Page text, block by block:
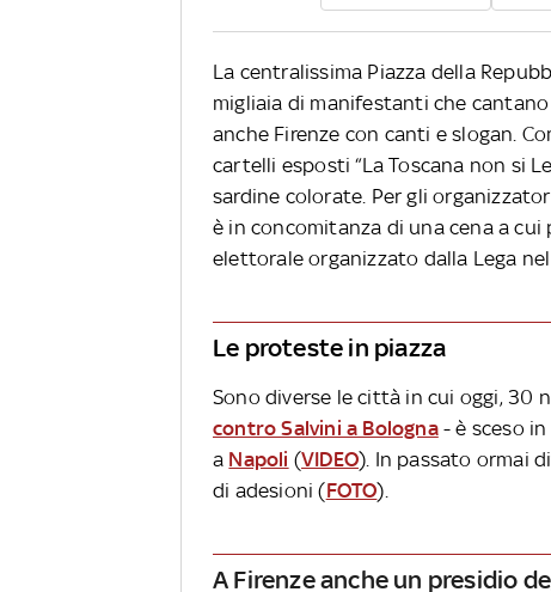
La centralissima Piazza della
migliaia di manifestanti che cantano
anche Firenze con canti e slogan.
cartelli esposti “La Toscana non si
sardine colorate. Per gli
è in concomitanza di una cena a
elettorale organizzato dalla Lega
Le proteste in piazza
Sono diverse le città in cui oggi, 30
contro Salvini a Bologna- è sceso in
a Napoli (VIDEO). In passato ormai
di adesioni (FOTO).
A Firenze anche un presidio